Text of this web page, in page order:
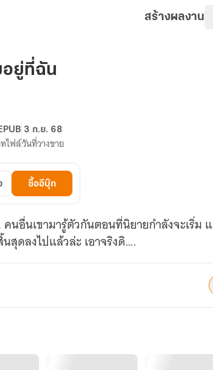
สร้างผลงาน
ยู่ที่ฉัน
ไฟล์
3 ก.ย. 68
วันที่วางขาย
ซื้ออีบุ๊ก
นอื่นเขามารู้ตัวกันตอนที่นิยายกำลังจะเริ่ม
สุดลงไปแล้วล่ะ เอาจริงดิ….